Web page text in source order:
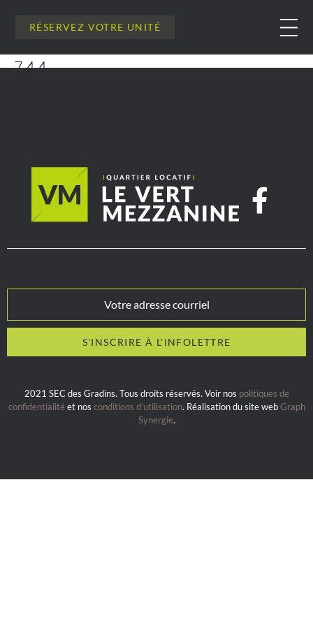
RÉSERVEZ VOTRE UNITÉ
744
2021 SEC des Gradins. Tous droits réservés. Voir nos politiques de
confidentialité et nos conditions d’utilisation. Réalisation du site webGraph
Synergie.